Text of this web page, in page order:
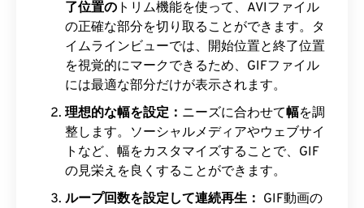
了位置の トリム機能を使って、AVIファイル
の正確な部分を切り取ることができます。タ
イムラインビューでは、開始位置と終了位置
を視覚的にマークできるため、GIFファイル
には最適な部分だけが表示されます。
理想的な幅を設定： ニーズに合わせて幅を調
整します。ソーシャルメディアやウェブサイ
トなど、幅をカスタマイズすることで、GIF
の見栄えを良くすることができます。
ループ回数を設定して連続再生： GIF動画の